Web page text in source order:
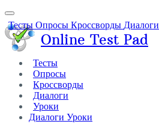
Тесты Опросы Кроссворды Диалоги
Online Test Pad
Тесты
Опросы
Кроссворды
Диалоги
Уроки
Диалоги Уроки